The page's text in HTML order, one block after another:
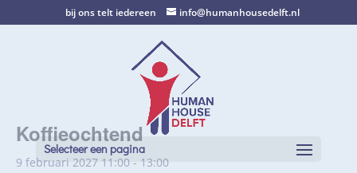
bij ons telt iedereen info@humanhousedelft.nl
Selecteer een pagina
Koffieochtend
9 februari 2027 11:00 - 13:00